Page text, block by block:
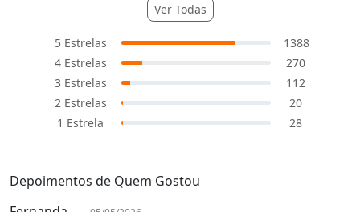
Ver Todas
5 Estrelas
1388
4 Estrelas
270
3 Estrelas
112
2 Estrelas
20
1 Estrela 28
Depoimentos de Quem Gostou